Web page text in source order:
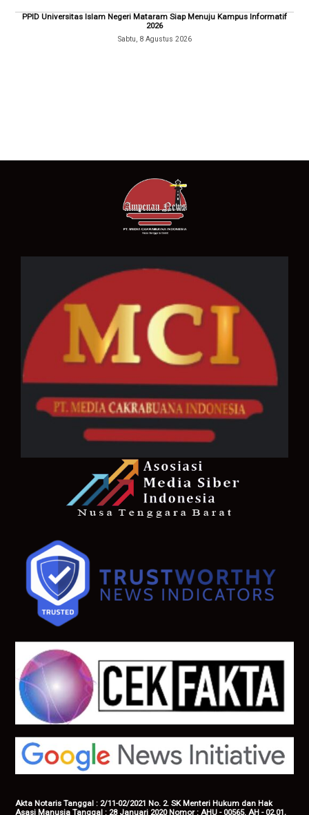
PPID Universitas Islam Negeri Mataram Siap Menuju Kampus Informatif
2026
Sabtu, 8 Agustus 2026
Akta Notaris Tanggal : 2/11-02/2021 No. 2. SK Menteri Hukum dan Hak
Asasi Manusia Tanggal : 28 Januari 2020 Nomor : AHU - 00565. AH - 02.01,